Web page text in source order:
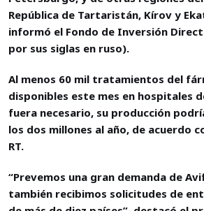
República de Tartaristán, Kírov y
informó el Fondo de Inversión
por sus siglas en ruso).
Al menos 60 mil tratamientos del
disponibles este mes en hospitales
fuera necesario, su producción
los dos millones al año, de acuerdo
RT.
“Prevemos una gran demanda de
también recibimos solicitudes de